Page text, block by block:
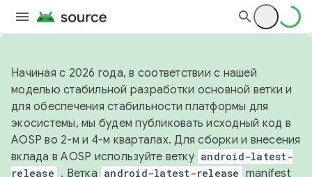
Начиная с 2026 года, в соответствии с нашей
моделью стабильной разработки основной ветки и
для обеспечения стабильности платформы для
экосистемы, мы будем публиковать исходный код в
AOSP во 2-м и 4-м кварталах. Для сборки и внесения
вклада в AOSP используйте ветку android-latest-
release . Ветка android-latest-release manifest